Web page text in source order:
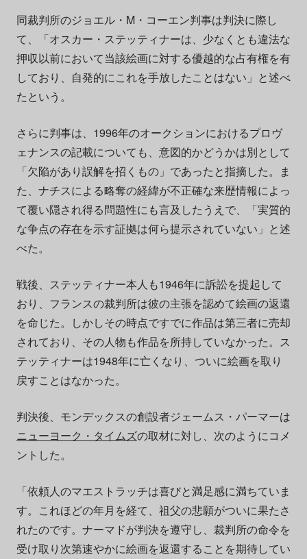
同裁判所のジョエル・M・コーエン判事は判決に際し
て、「オスカー・ステッティナーは、少なくとも違法な
押収以前において当該絵画に対する優越的な占有権を有
しており、自発的にこれを手放したことはない」と述べ
たという。
さらに判事は、1996年のオークションにおけるプロヴ
ェナンスの記載についても、意図的かどうかは別として
「欠陥があり誤解を招くもの」であったと指摘した。ま
た、ナチスによる略奪の経緯が不正確な来歴情報によっ
て覆い隠され得る問題性にも言及したうえで、「実質的
な争点の存在を示す証拠は何ら提示されていない」と述
べた。
戦後、ステッティナー本人も1946年に訴訟を提起して
おり、フランスの裁判所は彼の主張を認めて絵画の返還
を命じた。しかしその時点ですでに作品は第三者に売却
されており、その人物も作品を所持していなかった。ス
テッティナーは1948年に亡くなり、ついに絵画を取り
戻すことはなかった。
判決後、モンデックスの創設者ジェームス・パーマーは
ニューヨーク・タイムズの取材に対し、次のようにコメ
ントした。
「依頼人のマエストラッチは喜びと満足感に満ちていま
す。これほどの年月を経て、祖父の悲願がついに果たさ
れたのです。ナーマドが判決を遵守し、裁判所の命令を
受け取り次第速やかに絵画を返還することを期待してい